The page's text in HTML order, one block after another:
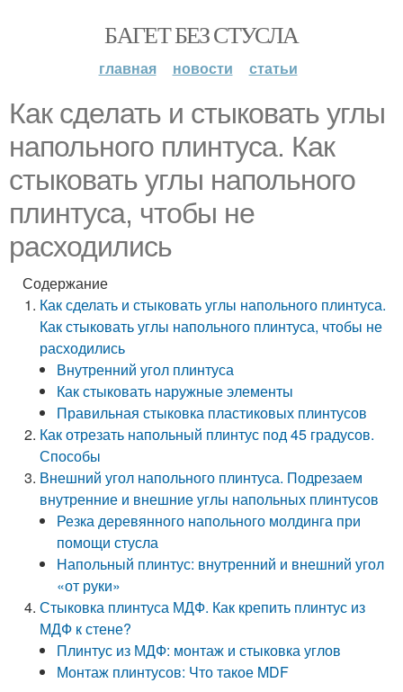
БАГЕТ БЕЗ СТУСЛА
главная новости статьи
Как сделать и стыковать углы
напольного плинтуса. Как
стыковать углы напольного
плинтуса, чтобы не
расходились
Содержание
Как сделать и стыковать углы напольного плинтуса.
Как стыковать углы напольного плинтуса, чтобы не
расходились
Внутренний угол плинтуса
Как стыковать наружные элементы
Правильная стыковка пластиковых плинтусов
Как отрезать напольный плинтус под 45 градусов.
Способы
Внешний угол напольного плинтуса. Подрезаем
внутренние и внешние углы напольных плинтусов
Резка деревянного напольного молдинга при
помощи стусла
Напольный плинтус: внутренний и внешний угол
«от руки»
Стыковка плинтуса МДФ. Как крепить плинтус из
МДФ к стене?
Плинтус из МДФ: монтаж и стыковка углов
Монтаж плинтусов: Что такое MDF